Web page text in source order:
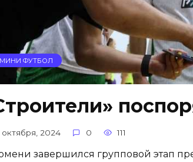
МИНИ ФУТБОЛ
октября, 2024 0 111
завершился групповой этап